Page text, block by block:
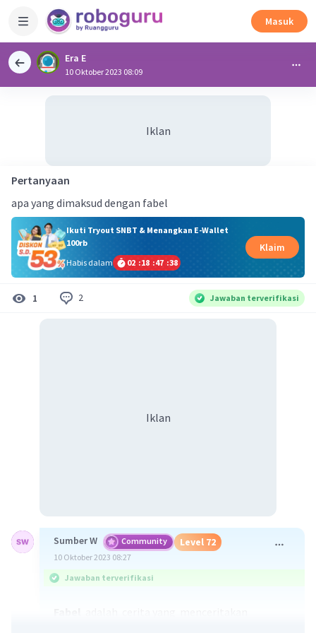
Masuk
Era E
10 Oktober 2023 08:09
Iklan
Pertanyaan
apa yang dimaksud dengan fabel
Ikuti Tryout SNBT & Menangkan E-Wallet
100rb
Habis dalam
02 :18 :47 :37
Klaim
1 2 Jawaban terverifikasi
Iklan
Sumber W Community Level 72
10 Oktober 2023 08:27
Jawaban terverifikasi